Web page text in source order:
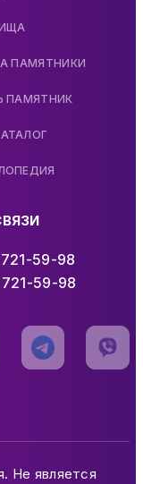
ПАМЯТНИКИ
ПАМЯТНИК
59-98
59-98
Не является